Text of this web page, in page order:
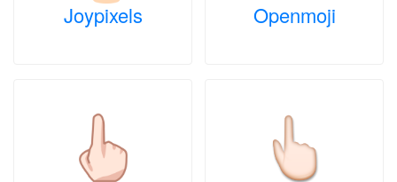
Joypixels Openmoji